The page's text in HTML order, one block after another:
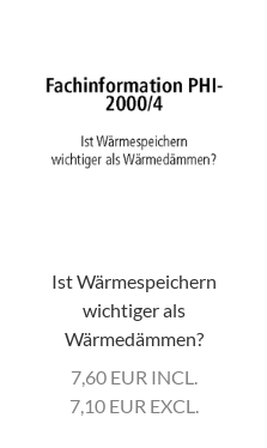
Ist Wärmespeichern
wichtiger als
Wärmedämmen?
7,60 EUR INCL.
7,10 EUR EXCL.